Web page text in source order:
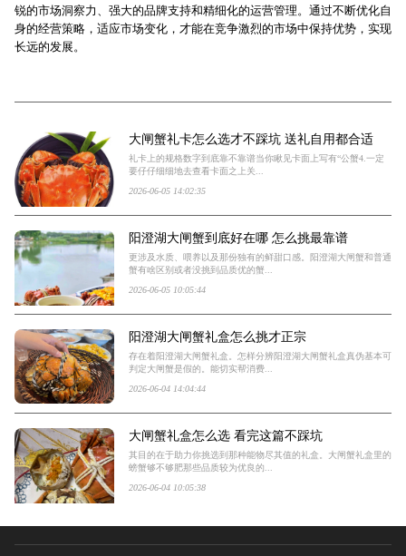
锐的市场洞察力、强大的品牌支持和精细化的运营管理。通过不断优化自
身的经营策略，适应市场变化，才能在竞争激烈的市场中保持优势，实现
长远的发展。
大闸蟹礼卡怎么选才不踩坑 送礼自用都合适
礼卡上的规格数字到底靠不靠谱当你瞅见卡面上写有“公蟹4.一定
要仔仔细细地去查看卡面之上关...
2026-06-05 14:02:35
阳澄湖大闸蟹到底好在哪 怎么挑最靠谱
更涉及水质、喂养以及那份独有的鲜甜口感。阳澄湖大闸蟹和普通
蟹有啥区别或者没挑到品质优的蟹...
2026-06-05 10:05:44
阳澄湖大闸蟹礼盒怎么挑才正宗
存在着阳澄湖大闸蟹礼盒。怎样分辨阳澄湖大闸蟹礼盒真伪基本可
判定大闸蟹是假的。能切实帮消费...
2026-06-04 14:04:44
大闸蟹礼盒怎么选 看完这篇不踩坑
其目的在于助力你挑选到那种能物尽其值的礼盒。大闸蟹礼盒里的
螃蟹够不够肥那些品质较为优良的...
2026-06-04 10:05:38